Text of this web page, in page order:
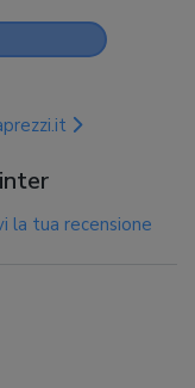
la tua recensione